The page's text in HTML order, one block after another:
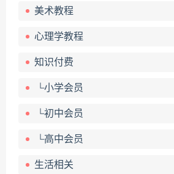
美术教程
心理学教程
知识付费
└小学会员
└初中会员
└高中会员
生活相关